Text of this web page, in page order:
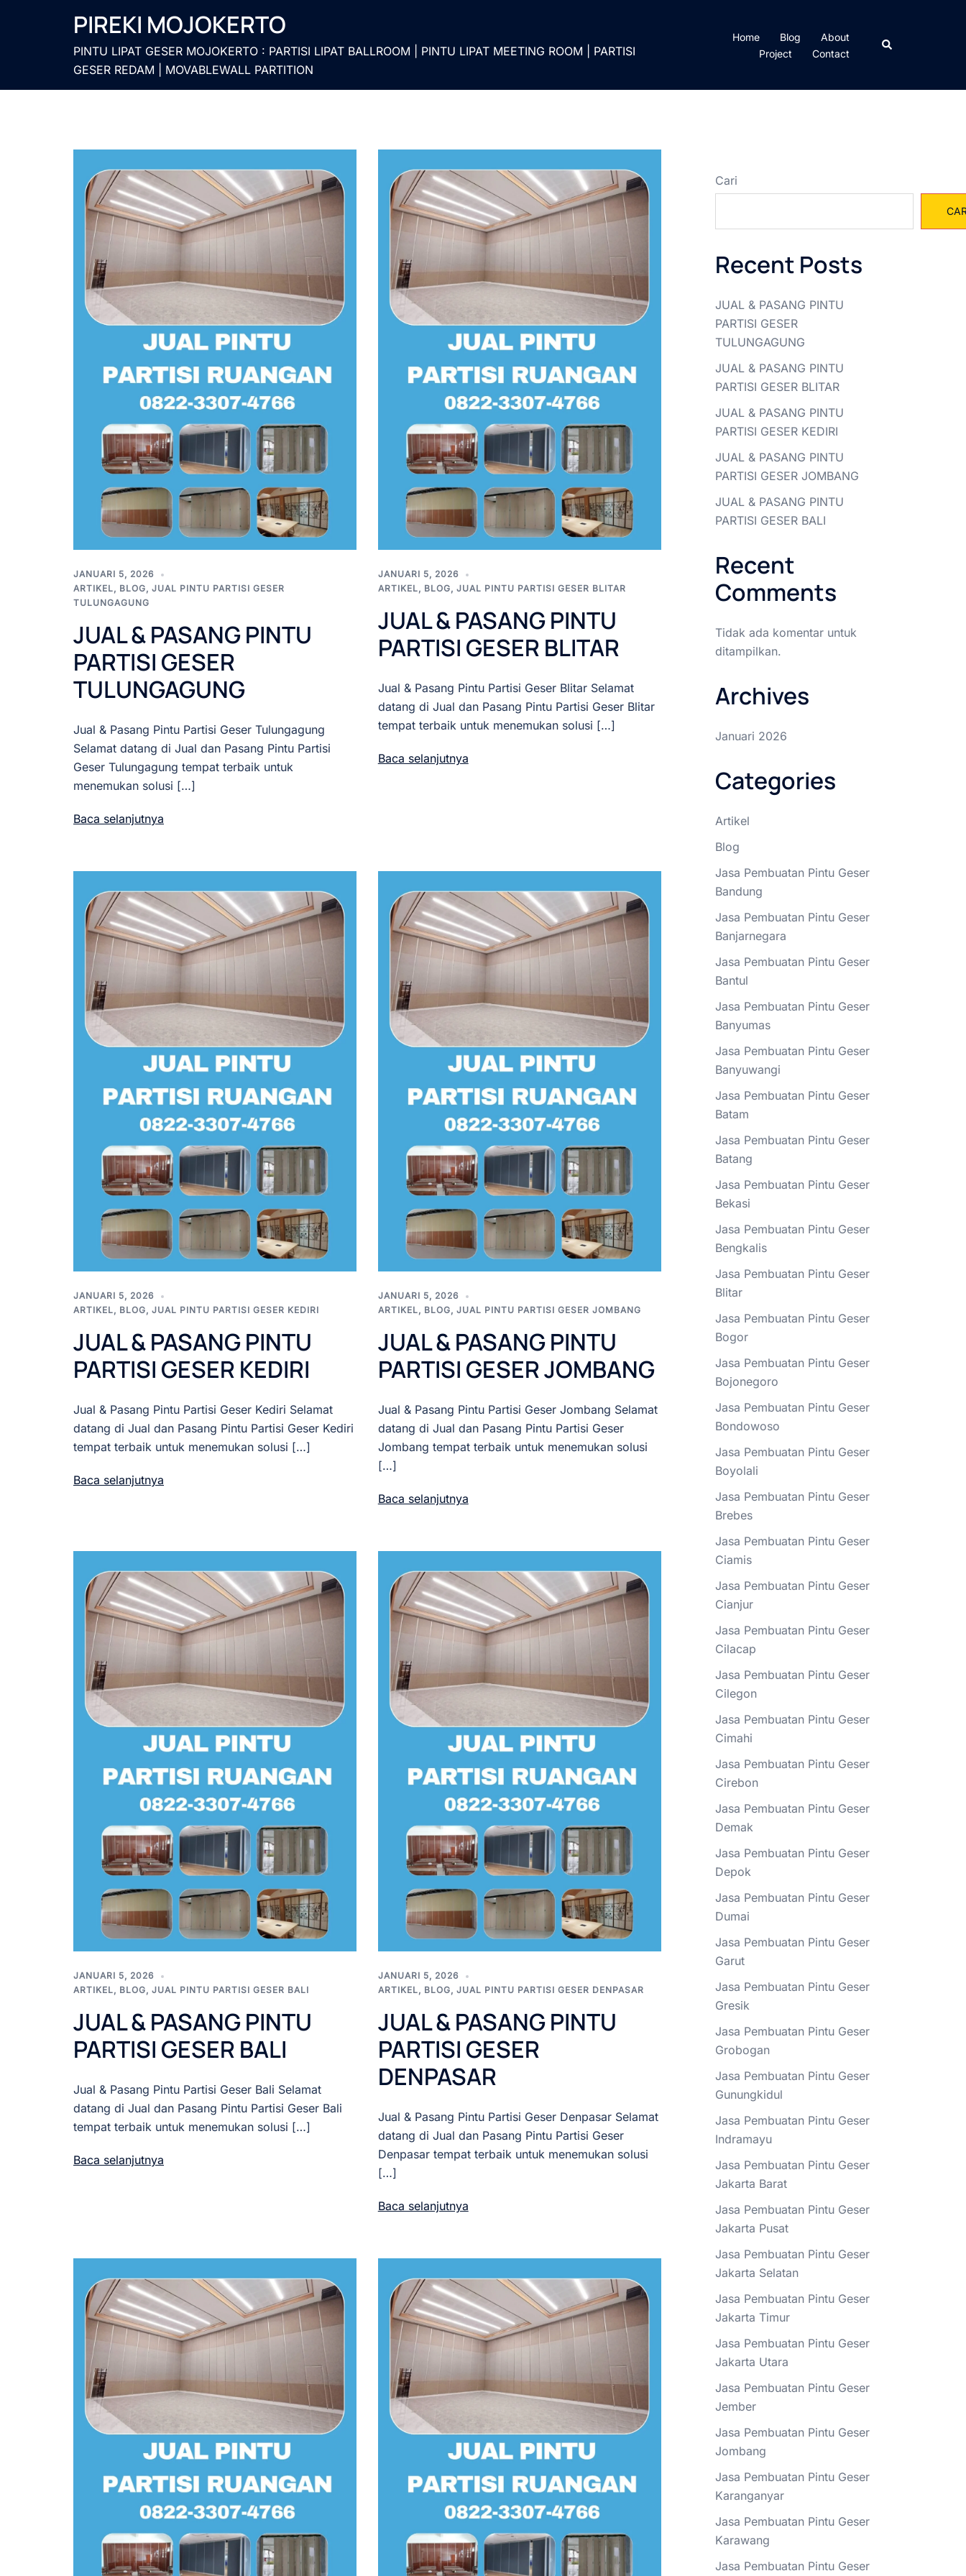
PIREKI MOJOKERTO
PINTU LIPAT GESER MOJOKERTO : PARTISI LIPAT BALLROOM | PINTU LIPAT MEETING ROOM | PARTISI
GESER REDAM | MOVABLEWALL PARTITION
Home Blog
About
Project
Contact
Cari
JANUARI 5, 2026
ARTIKEL, BLOG, JUAL PINTU PARTISI GESER
TULUNGAGUNG
JUAL & PASANG PINTU
PARTISI GESER
TULUNGAGUNG
Jual & Pasang Pintu Partisi Geser Tulungagung
Selamat datang di Jual dan Pasang Pintu Partisi
Geser Tulungagung tempat terbaik untuk
menemukan solusi […]
Baca selanjutnya
JANUARI 5, 2026
ARTIKEL, BLOG, JUAL PINTU PARTISI GESER BLITAR
JUAL & PASANG PINTU
PARTISI GESER BLITAR
Jual & Pasang Pintu Partisi Geser Blitar Selamat
datang di Jual dan Pasang Pintu Partisi Geser Blitar
tempat terbaik untuk menemukan solusi […]
Baca selanjutnya
JANUARI 5, 2026
ARTIKEL, BLOG, JUAL PINTU PARTISI GESER KEDIRI
JUAL & PASANG PINTU
PARTISI GESER KEDIRI
Jual & Pasang Pintu Partisi Geser Kediri Selamat
datang di Jual dan Pasang Pintu Partisi Geser Kediri
tempat terbaik untuk menemukan solusi […]
Baca selanjutnya
JANUARI 5, 2026
ARTIKEL, BLOG, JUAL PINTU PARTISI GESER JOMBANG
JUAL & PASANG PINTU
PARTISI GESER JOMBANG
Jual & Pasang Pintu Partisi Geser Jombang Selamat
datang di Jual dan Pasang Pintu Partisi Geser
Jombang tempat terbaik untuk menemukan solusi
[…]
Baca selanjutnya
JANUARI 5, 2026
ARTIKEL, BLOG, JUAL PINTU PARTISI GESER BALI
JUAL & PASANG PINTU
PARTISI GESER BALI
Jual & Pasang Pintu Partisi Geser Bali Selamat
datang di Jual dan Pasang Pintu Partisi Geser Bali
tempat terbaik untuk menemukan solusi […]
Baca selanjutnya
JANUARI 5, 2026
ARTIKEL, BLOG, JUAL PINTU PARTISI GESER DENPASAR
JUAL & PASANG PINTU
PARTISI GESER
DENPASAR
Jual & Pasang Pintu Partisi Geser Denpasar Selamat
datang di Jual dan Pasang Pintu Partisi Geser
Denpasar tempat terbaik untuk menemukan solusi
[…]
Baca selanjutnya
Cari
Recent Posts
JUAL & PASANG PINTU
PARTISI GESER
TULUNGAGUNG
JUAL & PASANG PINTU
PARTISI GESER BLITAR
JUAL & PASANG PINTU
PARTISI GESER KEDIRI
JUAL & PASANG PINTU
PARTISI GESER JOMBANG
JUAL & PASANG PINTU
PARTISI GESER BALI
Recent
Comments
Tidak ada komentar untuk
ditampilkan.
Archives
Januari 2026
Categories
Artikel
Blog
Jasa Pembuatan Pintu Geser
Bandung
Jasa Pembuatan Pintu Geser
Banjarnegara
Jasa Pembuatan Pintu Geser
Bantul
Jasa Pembuatan Pintu Geser
Banyumas
Jasa Pembuatan Pintu Geser
Banyuwangi
Jasa Pembuatan Pintu Geser
Batam
Jasa Pembuatan Pintu Geser
Batang
Jasa Pembuatan Pintu Geser
Bekasi
Jasa Pembuatan Pintu Geser
Bengkalis
Jasa Pembuatan Pintu Geser
Blitar
Jasa Pembuatan Pintu Geser
Bogor
Jasa Pembuatan Pintu Geser
Bojonegoro
Jasa Pembuatan Pintu Geser
Bondowoso
Jasa Pembuatan Pintu Geser
Boyolali
Jasa Pembuatan Pintu Geser
Brebes
Jasa Pembuatan Pintu Geser
Ciamis
Jasa Pembuatan Pintu Geser
Cianjur
Jasa Pembuatan Pintu Geser
Cilacap
Jasa Pembuatan Pintu Geser
Cilegon
Jasa Pembuatan Pintu Geser
Cimahi
Jasa Pembuatan Pintu Geser
Cirebon
Jasa Pembuatan Pintu Geser
Demak
Jasa Pembuatan Pintu Geser
Depok
Jasa Pembuatan Pintu Geser
Dumai
Jasa Pembuatan Pintu Geser
Garut
Jasa Pembuatan Pintu Geser
Gresik
Jasa Pembuatan Pintu Geser
Grobogan
Jasa Pembuatan Pintu Geser
Gunungkidul
Jasa Pembuatan Pintu Geser
Indramayu
Jasa Pembuatan Pintu Geser
Jakarta Barat
Jasa Pembuatan Pintu Geser
Jakarta Pusat
Jasa Pembuatan Pintu Geser
Jakarta Selatan
Jasa Pembuatan Pintu Geser
Jakarta Timur
Jasa Pembuatan Pintu Geser
Jakarta Utara
Jasa Pembuatan Pintu Geser
Jember
Jasa Pembuatan Pintu Geser
Jombang
Jasa Pembuatan Pintu Geser
Karanganyar
Jasa Pembuatan Pintu Geser
Karawang
Jasa Pembuatan Pintu Geser